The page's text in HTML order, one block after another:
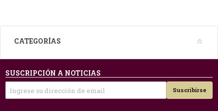
CATEGORÍAS
SUSCRIPCIÓN A NOTICIAS
Suscribirse